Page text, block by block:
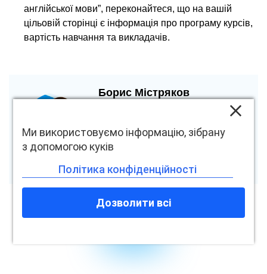
англійської мови”, переконайтеся, що на вашій
цільовій сторінці є інформація про програму курсів,
вартість навчання та викладачів.
Борис Містряков
Експерт з платної реклами та SEO-
нових тенденцій.
Ми використовуємо інформацію, зібрану
з допомогою куків
Політика конфіденційності
Дозволити всі